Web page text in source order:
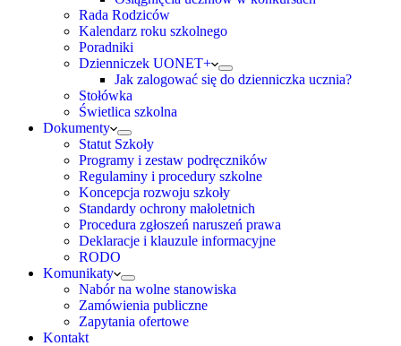
Rada Rodziców
Kalendarz roku szkolnego
Poradniki
Dzienniczek UONET+
Jak zalogować się do dzienniczka ucznia?
Stołówka
Świetlica szkolna
Dokumenty
Statut Szkoły
Programy i zestaw podręczników
Regulaminy i procedury szkolne
Koncepcja rozwoju szkoły
Standardy ochrony małoletnich
Procedura zgłoszeń naruszeń prawa
Deklaracje i klauzule informacyjne
RODO
Komunikaty
Nabór na wolne stanowiska
Zamówienia publiczne
Zapytania ofertowe
Kontakt